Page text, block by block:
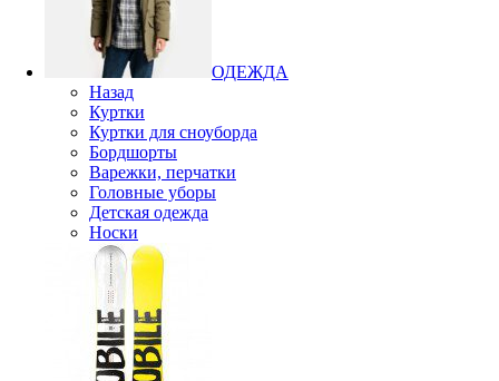
ОДЕЖДА
Назад
Куртки
Куртки для сноуборда
Бордшорты
Варежки, перчатки
Головные уборы
Детская одежда
Носки